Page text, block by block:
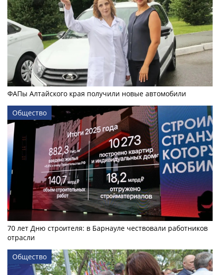
ФАПы Алтайского края получили новые автомобили
Общество
70 лет Дню строителя: в Барнауле чествовали работников
отрасли
Общество